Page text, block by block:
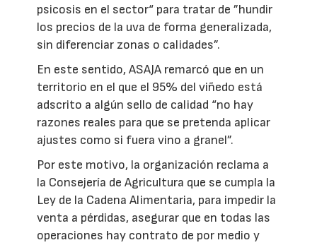
psicosis en el sector“ para tratar de ”hundir
los precios de la uva de forma generalizada,
sin diferenciar zonas o calidades”.
En este sentido, ASAJA remarcó que en un
territorio en el que el 95% del viñedo está
adscrito a algún sello de calidad “no hay
razones reales para que se pretenda aplicar
ajustes como si fuera vino a granel”.
Por este motivo, la organización reclama a
la Consejería de Agricultura que se cumpla la
Ley de la Cadena Alimentaria, para impedir la
venta a pérdidas, asegurar que en todas las
operaciones hay contrato de por medio y